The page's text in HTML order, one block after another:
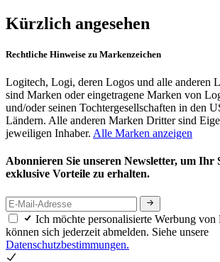
Kürzlich angesehen
Rechtliche Hinweise zu Markenzeichen
Logitech, Logi, deren Logos und alle anderen
sind Marken oder eingetragene Marken von
und/oder seinen Tochtergesellschaften in den
Ländern. Alle anderen Marken Dritter sind
jeweiligen Inhaber. Alle Marken anzeigen
Abonnieren Sie unseren Newsletter, um Ihr
exklusive Vorteile zu erhalten.
Ich möchte personalisierte Werbung
können sich jederzeit abmelden. Siehe unsere
Datenschutzbestimmungen.